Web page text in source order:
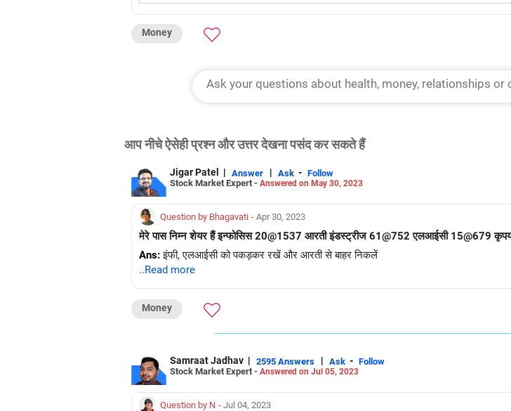
Money
आप नीचे ऐसेही प्रश्न और उत्तर देखना पसंद कर सकते हैं
Jigar Patel | Answer | Ask - Follow
Stock Market Expert - Answered on May 30, 2023
Question by Bhagavati - Apr 30, 2023
मेरे पास निम्न शेयर हैं इन्फोसिस 20@1537 आरती इंडस्ट्रीज 61@752 एलआईसी 15@679
Ans:इंफी, एलआईसी को पकड़कर रखें और आरती से बाहर निकलें
..Read more
Money
Samraat Jadhav | 2595 Answers | Ask - Follow
Stock Market Expert - Answered on Jul 05, 2023
Question by N - Jul 04, 2023